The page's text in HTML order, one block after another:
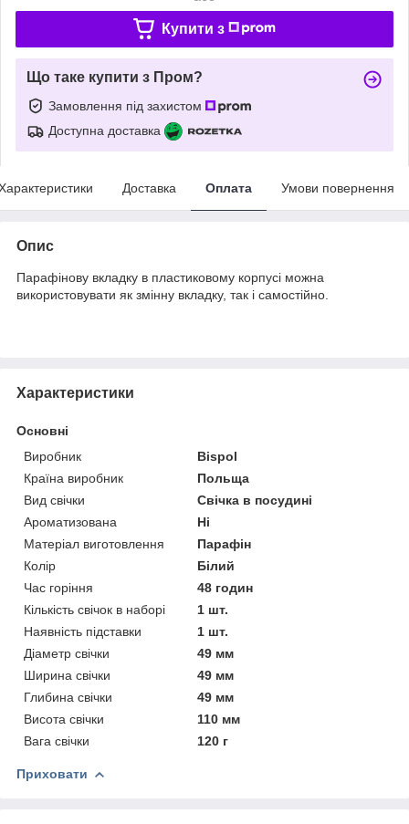
Купити з
Що таке купити з Пром?
Замовлення під захистом
Доступна доставка
Доставка Оплата Умови повернення
Опис
Парафінову вкладку в пластиковому корпусі можна
використовувати як змінну вкладку, так і самостійно.
Характеристики
Основні
Виробник
Bispol
Країна виробник
Польща
Вид свічки
Свічка в посудині
Ароматизована
Ні
Матеріал виготовлення
Парафін
Колір
Білий
Час горіння
48 годин
Кількість свічок в наборі
1 шт.
Наявність підставки
1 шт.
Діаметр свічки
49 мм
Ширина свічки
49 мм
Глибина свічки
49 мм
Висота свічки
110 мм
Вага свічки
120 г
Приховати